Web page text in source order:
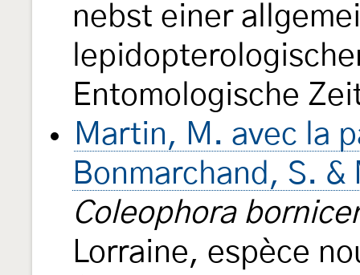
nebst einer
Entomologische
Martin, M. avec la
Bonmarchand, S.
Coleophora
Lorraine, espèce